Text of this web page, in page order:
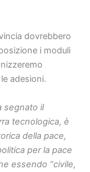
dovrebbero
i moduli
adesioni.
segnato il
tecnologica, è
della pace,
per la pace
essendo “civile,